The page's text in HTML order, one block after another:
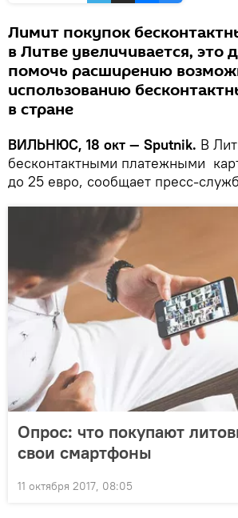
Лимит покупок
в Литве увеличивается, это
помочь расширению
использованию
в стране
ВИЛЬНЮС, 18 окт — Sputnik. В
бесконтактными платежными
до 25 евро, сообщает пресс-
Опрос: что покупают
свои смартфоны
11 октября 2017, 08:05